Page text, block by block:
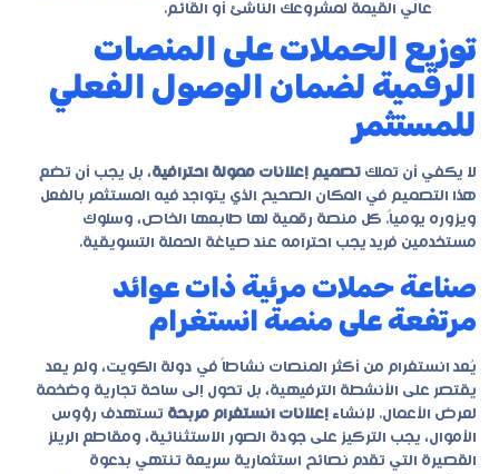
عالي القيمة لمشروعك الناشئ أو القائم.
توزيع الحملات على المنصات
الرقمية لضمان الوصول الفعلي
للمستثمر
لا يكفي أن تملك تصميم إعلانات ممولة احترافية، بل يجب أن تضع
هذا التصميم في المكان الصحيح الذي يتواجد فيه المستثمر بالفعل
ويزوره يومياً. كل منصة رقمية لها طابعها الخاص، وسلوك
مستخدمين فريد يجب احترامه عند صياغة الحملة التسويقية.
صناعة حملات مرئية ذات عوائد
مرتفعة على منصة انستغرام
يُعد انستغرام من أكثر المنصات نشاطاً في دولة الكويت، ولم يعد
يقتصر على الأنشطة الترفيهية، بل تحول إلى ساحة تجارية وضخمة
لعرض الأعمال. لإنشاء إعلانات انستغرام مربحة تستهدف رؤوس
الأموال، يجب التركيز على جودة الصور الاستثنائية، ومقاطع الريلز
القصيرة التي تقدم نصائح استثمارية سريعة تنتهي بدعوة